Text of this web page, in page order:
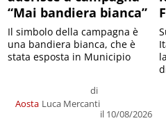
“Mai bandiera bianca”
Aosta
di
Luca Mercanti
il 10/08/2026
Il simbolo della campagna è
una bandiera bianca, che è
stata esposta in Municipio